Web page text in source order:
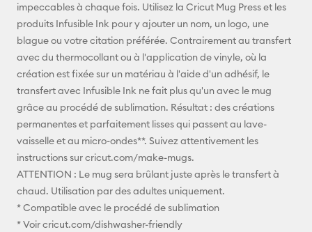
X
impeccables à chaque fois. Utilisez la Cricut Mug Press et les
produits Infusible Ink pour y ajouter un nom, un logo, une
blague ou votre citation préférée. Contrairement au transfert
avec du thermocollant ou à l'application de vinyle, où la
création est fixée sur un matériau à l'aide d'un adhésif, le
transfert avec Infusible Ink ne fait plus qu'un avec le mug
grâce au procédé de sublimation. Résultat : des créations
permanentes et parfaitement lisses qui passent au lave-
vaisselle et au micro-ondes**. Suivez attentivement les
instructions sur cricut.com/make-mugs.
ATTENTION : Le mug sera brûlant juste après le transfert à
chaud. Utilisation par des adultes uniquement.
* Compatible avec le procédé de sublimation
* Voir cricut.com/dishwasher-friendly